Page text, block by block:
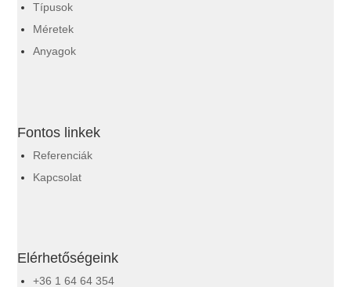
Típusok
Méretek
Anyagok
Fontos linkek
Referenciák
Kapcsolat
Elérhetőségeink
+36 1 64 64 354